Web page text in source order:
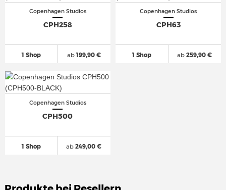
Copenhagen Studios
CPH258
1 Shop ab199,90 €
Copenhagen Studios
CPH63
1 Shop ab 259,90 €
Copenhagen Studios
CPH500
1 Shop ab 249,00 €